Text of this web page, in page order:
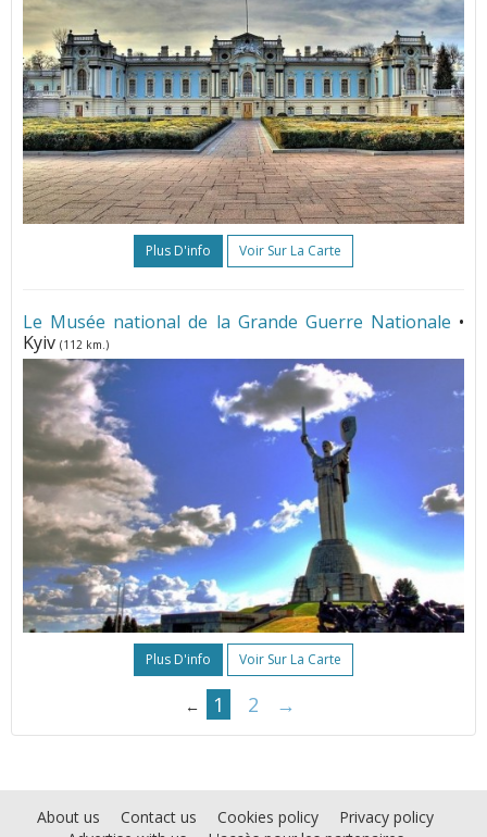
Plus D'info Voir Sur La Carte
Le Musée national de la Grande Guerre Nationale •
Kyiv (112 km.)
Plus D'info Voir Sur La Carte
← 1 2 →
About us Contact us Cookies policy
Privacy policy